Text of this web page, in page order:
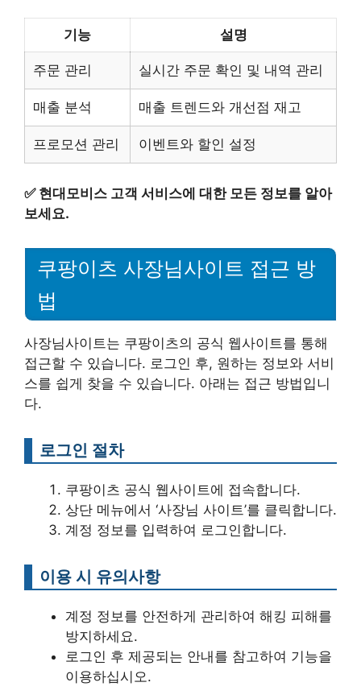
기능 설명
주문 관리 실시간 주문 확인 및 내역 관리
매출 분석 매출 트렌드와 개선점 재고
프로모션 관리 이벤트와 할인 설정
✅ 현대모비스 고객 서비스에 대한 모든 정보를 알아
보세요.
쿠팡이츠 사장님사이트 접근 방
법
사장님사이트는 쿠팡이츠의 공식 웹사이트를 통해
접근할 수 있습니다. 로그인 후, 원하는 정보와 서비
스를 쉽게 찾을 수 있습니다. 아래는 접근 방법입니
다.
로그인 절차
쿠팡이츠 공식 웹사이트에 접속합니다.
상단 메뉴에서 ‘사장님 사이트’를 클릭합니다.
계정 정보를 입력하여 로그인합니다.
이용 시 유의사항
계정 정보를 안전하게 관리하여 해킹 피해를
방지하세요.
로그인 후 제공되는 안내를 참고하여 기능을
이용하십시오.